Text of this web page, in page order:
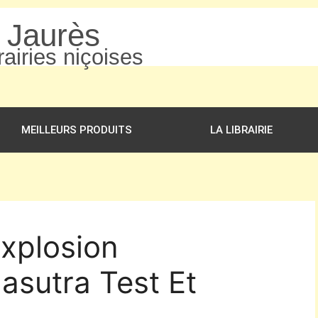
niçoises
MEILLEURS PRODUITS LA LIBRAIRIE
Test Et